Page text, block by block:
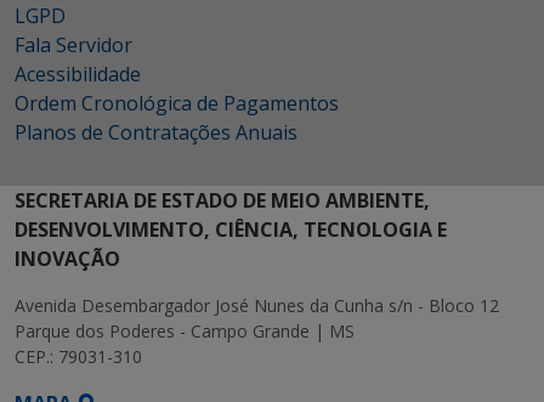
LGPD
Fala Servidor
Acessibilidade
Ordem Cronológica de Pagamentos
Planos de Contratações Anuais
SECRETARIA DE ESTADO DE MEIO AMBIENTE,
DESENVOLVIMENTO, CIÊNCIA, TECNOLOGIA E
INOVAÇÃO
Avenida Desembargador José Nunes da Cunha s/n - Bloco 12
Parque dos Poderes - Campo Grande | MS
CEP.: 79031-310